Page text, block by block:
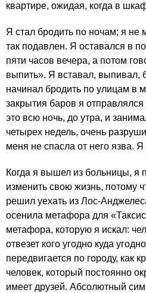
квартире, ожидая, когда в
Я стал бродить по ночам; я не
так подавлен. Я оставался в
пяти часов вечера, а потом
выпить». Я вставал, выпивал,
начинал бродить по улицам в
закрытия баров я отправлялся
это всю ночь, до утра, и
четырех недель, очень
меня не спасла от него язва. Я
Когда я вышел из больницы, я
изменить свою жизнь, потому
решил уехать из Лос-
осенила метафора для
метафора, которую я искал:
отвезет кого угодно куда
передвигается по городу, как
человек, который постоянно
имеет друзей. Абсолютный